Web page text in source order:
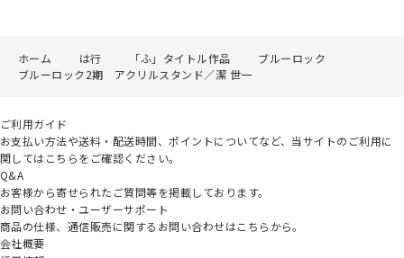
ホーム は行 「ふ」タイトル作品
ブルーロック
ブルーロック2期 アクリルスタンド／潔 世一
ご利用ガイド
お支払い方法や送料・配送時間、ポイントについてなど、当サイトのご利用に
関してはこちらをご確認ください。
Q&A
お客様から寄せられたご質問等を掲載しております。
お問い合わせ・ユーザーサポート
商品の仕様、通信販売に関するお問い合わせはこちらから。
会社概要